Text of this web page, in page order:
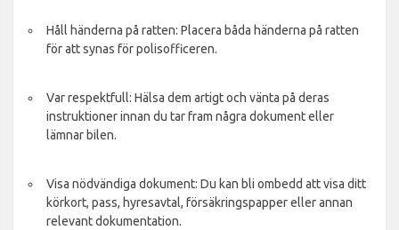
Håll händerna på ratten: Placera båda händerna på ratten
för att synas för polisofficeren.
Var respektfull: Hälsa dem artigt och vänta på deras
instruktioner innan du tar fram några dokument eller
lämnar bilen.
Visa nödvändiga dokument: Du kan bli ombedd att visa ditt
körkort, pass, hyresavtal, försäkringspapper eller annan
relevant dokumentation.